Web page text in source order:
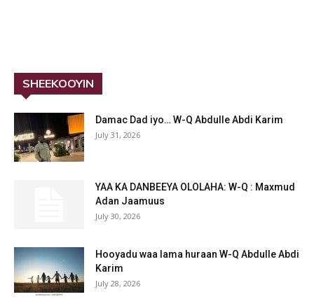
SHEEKOOYIN
Damac Dad iyo… W-Q Abdulle Abdi Karim
July 31, 2026
YAA KA DANBEEYA OLOLAHA: W-Q : Maxmud
Adan Jaamuus
July 30, 2026
Hooyadu waa lama huraan W-Q Abdulle Abdi
Karim
July 28, 2026